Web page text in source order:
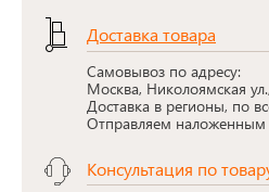
Доставка товара
Самовывоз по адресу:
Москва, Николоямская
Доставка в регионы, по
Отправляем наложенным
Консультация по